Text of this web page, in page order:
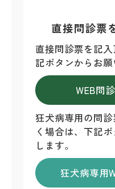
直接問診票
直接問診票を記
記ボタンからお願
WEB問
狂犬病専用の問
く場合は、下記
します。
狂犬病専用